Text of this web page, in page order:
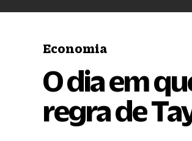
Economia
O dia em
regra de